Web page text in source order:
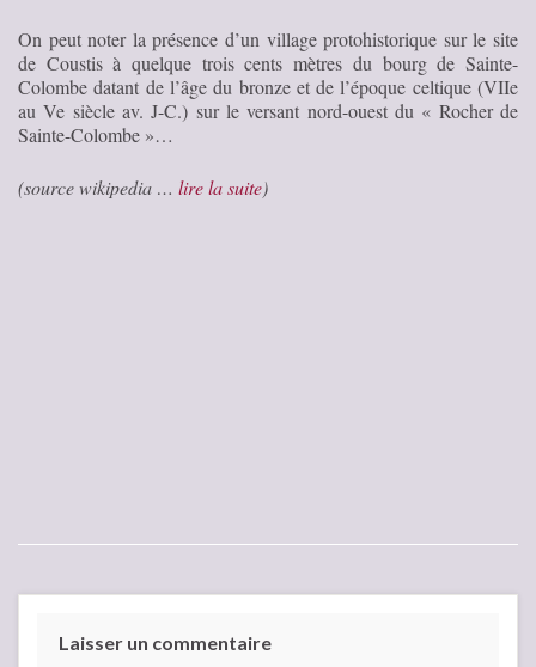
On peut noter la présence d’un village protohistorique sur le site
de Coustis à quelque trois cents mètres du bourg de Sainte-
Colombe datant de l’âge du bronze et de l’époque celtique (VIIe
au Ve siècle av. J-C.) sur le versant nord-ouest du « Rocher de
Sainte-Colombe »…
(source wikipedia … lire la suite)
Laisser un commentaire